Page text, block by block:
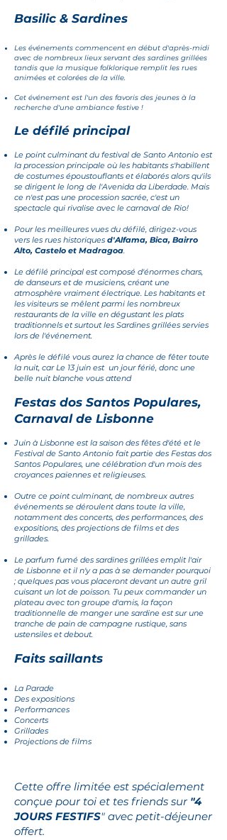
Basilic & Sardines
Les événements commencent en début d'après-midi
avec de nombreux lieux servant des sardines grillées
tandis que la musique folklorique remplit les rues
animées et colorées de la ville.
Cet événement est l'un des favoris des jeunes à la
recherche d'une ambiance festive !
Le défilé principal
Le point culminant du festival de Santo Antonio est
la procession principale où les habitants s'habillent
de costumes époustouflants et élaborés alors qu'ils
se dirigent le long de l'Avenida da Liberdade. Mais
ce n'est pas une procession sacrée, c'est un
spectacle qui rivalise avec le carnaval de Rio!
Pour les meilleures vues du défilé, dirigez-vous
vers les rues historiques d'Alfama, Bica, Bairro
Alto, Castelo et Madragoa.
Le défilé principal est composé d'énormes chars,
de danseurs et de musiciens, créant une
atmosphère vraiment électrique. Les habitants et
les visiteurs se mêlent parmi les nombreux
restaurants de la ville en dégustant les plats
traditionnels et surtout les Sardines grillées servies
lors de l'événement.
Après le défilé vous aurez la chance de fêter toute
la nuit, car Le 13 juin est un jour férié, donc une
belle nuit blanche vous attend
Festas dos Santos Populares,
Carnaval de Lisbonne
Juin à Lisbonne est la saison des fêtes d'été et le
Festival de Santo Antonio fait partie des Festas dos
Santos Populares, une célébration d'un mois des
croyances païennes et religieuses.
Outre ce point culminant, de nombreux autres
événements se déroulent dans toute la ville,
notamment des concerts, des performances, des
expositions, des projections de films et des
grillades.
Le parfum fumé des sardines grillées emplit l'air
de Lisbonne et il n'y a pas à se demander pourquoi
; quelques pas vous placeront devant un autre gril
cuisant un lot de poisson. Tu peux commander un
plateau avec ton groupe d'amis, la façon
traditionnelle de manger une sardine est sur une
tranche de pain de campagne rustique, sans
ustensiles et debout.
Faits saillants
La Parade
Des expositions
Performances
Concerts
Grillades
Projections de films
Cette offre limitée est spécialement
conçue pour toi et tes friends sur "4
JOURS FESTIFS" avec petit-déjeuner
offert.